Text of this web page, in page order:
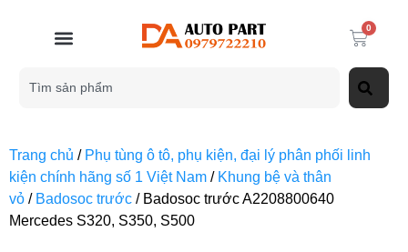
0
Trang chủ / Phụ tùng ô tô, phụ kiện, đại lý phân phối linh
kiện chính hãng số 1 Việt Nam / Khung bệ và thân
vỏ / Badosoc trước / Badosoc trước A2208800640
Mercedes S320, S350, S500